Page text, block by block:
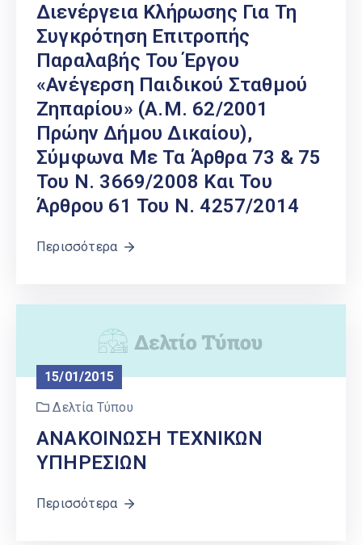
Διενέργεια Κλήρωσης Για Τη
Συγκρότηση Επιτροπής
Παραλαβής Του Έργου
«Ανέγερση Παιδικού Σταθμού
Ζηπαρίου» (Α.Μ. 62/2001
Πρώην Δήμου Δικαίου),
Σύμφωνα Με Τα Άρθρα 73 & 75
Του Ν. 3669/2008 Και Του
Άρθρου 61 Του Ν. 4257/2014
Περισσότερα
15/01/2015
Δελτία Τύπου
ΑΝΑΚΟΙΝΩΣΗ ΤΕΧΝΙΚΩΝ
ΥΠΗΡΕΣΙΩΝ
Περισσότερα